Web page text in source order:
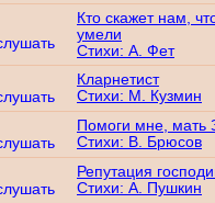
Кто скажет нам,
умели
Стихи: А. Фет
Кларнетист
Стихи: М. Кузмин
Помоги мне, мать
Стихи: В. Брюсов
Репутация
Стихи: А. Пушкин